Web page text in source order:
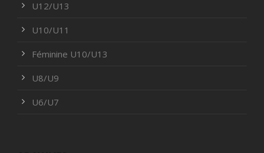
U12/U13
U10/U11
Féminine U10/U13
U8/U9
U6/U7